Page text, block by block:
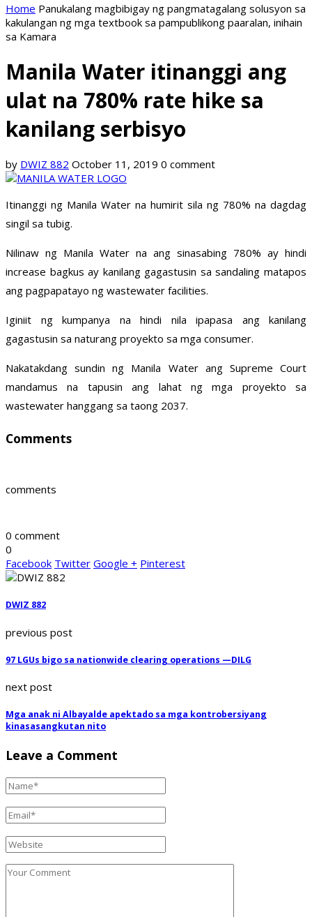
Home Panukalang magbibigay ng pangmatagalang solusyon sa
kakulangan ng mga textbook sa pampublikong paaralan, inihain
sa Kamara
Manila Water itinanggi ang
ulat na 780% rate hike sa
kanilang serbisyo
by DWIZ 882 October 11, 2019 0 comment
Itinanggi ng Manila Water na humirit sila ng 780% na dagdag
singil sa tubig.
Nilinaw ng Manila Water na ang sinasabing 780% ay hindi
increase bagkus ay kanilang gagastusin sa sandaling matapos
ang pagpapatayo ng wastewater facilities.
Iginiit ng kumpanya na hindi nila ipapasa ang kanilang
gagastusin sa naturang proyekto sa mga consumer.
Nakatakdang sundin ng Manila Water ang Supreme Court
mandamus na tapusin ang lahat ng mga proyekto sa
wastewater hanggang sa taong 2037.
Comments
comments
0 comment
0
Facebook Twitter Google + Pinterest
DWIZ 882
previous post
97 LGUs bigo sa nationwide clearing operations —DILG
next post
Mga anak ni Albayalde apektado sa mga kontrobersiyang
kinasasangkutan nito
Leave a Comment